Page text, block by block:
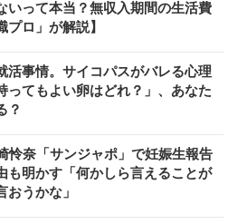
いって本当？無収入期間の生活費
ロ」が解説】
活事情。サイコパスがバレる心理
ってもよい卵はどれ？」、あなた
？
怜奈「サンジャポ」で妊娠生報告
も明かす「何かしら言えることが
うかな」